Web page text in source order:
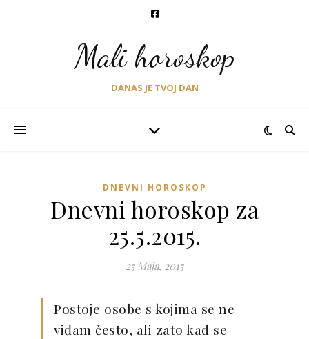
Mali horoskop
DANAS JE TVOJ DAN
DNEVNI HOROSKOP
Dnevni horoskop za
25.5.2015.
25 Maja, 2015
Postoje osobe s kojima se ne
viđam često, ali zato kad se